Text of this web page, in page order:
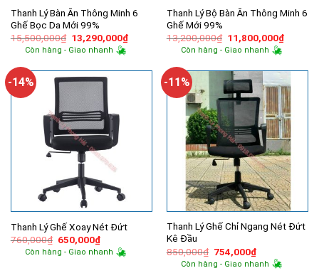
Thanh Lý Bàn Ăn Thông Minh 6
Ghế Bọc Da Mới 99%
15,500,000₫ Giá
gốc
là:
13,290,000₫Giá
hiện
13,290,000₫.
Còn hàng - Giao nhanh
Thanh Lý Bộ Bàn Ăn Thông Minh 6
Ghế Mới 99%
13,200,000₫ Giá
gốc
là:
11,800,000₫Giá
hiện
Còn hàng - Giao nhanh
-14%
Thanh Lý Ghế Xoay Nét Đứt
760,000₫ Giá
gốc
là:
650,000₫Giá
hiện
tại
Còn hàng - Giao nhanh
-11%
Thanh Lý Ghế Chỉ Ngang Nét Đứt
Kê Đầu
850,000₫ Giá
gốc
là:
754,000₫Giá
hiện
tại
Còn hàng - Giao nhanh